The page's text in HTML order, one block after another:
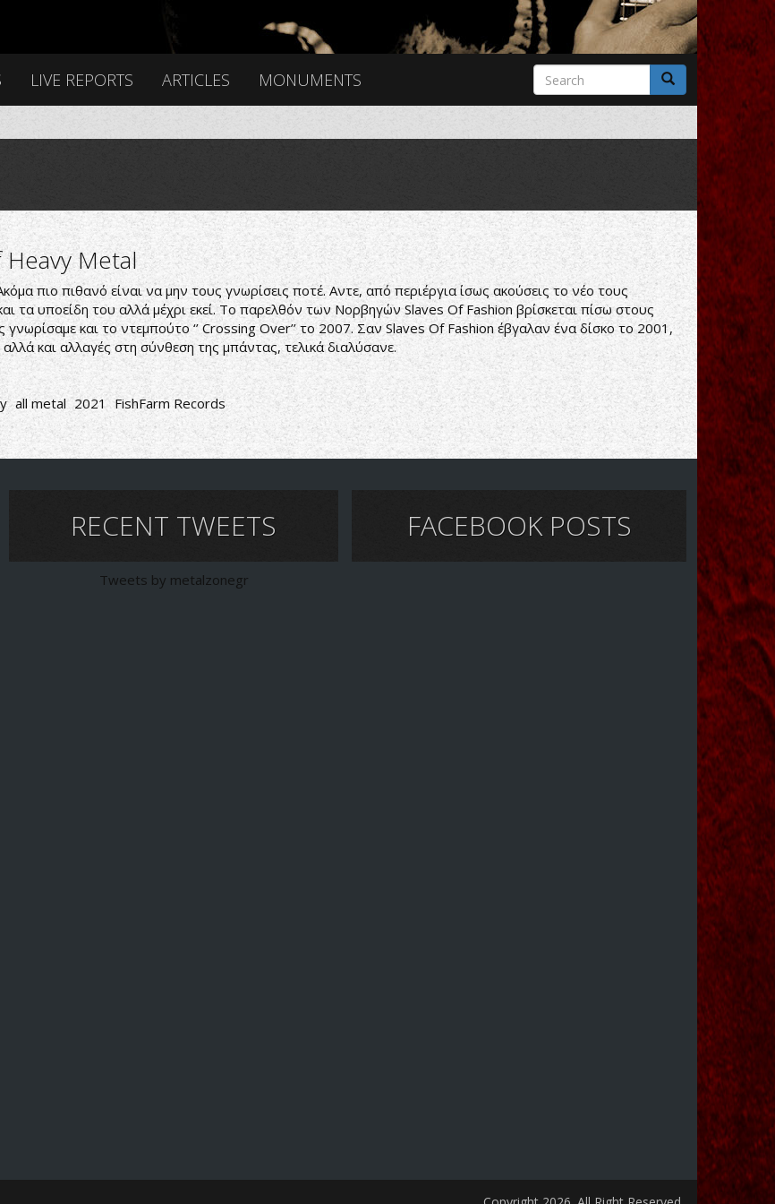
LIVE REPORTS ARTICLES MONUMENTS
Search
form
Search
Metal
πιο πιθανό είναι να μην τους γνωρίσεις ποτέ. Αντε, από περιέργια ίσως ακούσεις το νέο τους
τα υποείδη του αλλά μέχρι εκεί. Το παρελθόν των Νορβηγών Slaves Of Fashion βρίσκεται πίσω στους
και το ντεμπούτο ‘’ Crossing Over’’ το 2007. Σαν Slaves Of Fashion έβγαλαν ένα δίσκο το 2001,
και αλλαγές στη σύνθεση της μπάντας, τελικά διαλύσανε.
all metal 2021 FishFarm Records
RECENT TWEETS
Tweets by metalzonegr
FACEBOOK POSTS